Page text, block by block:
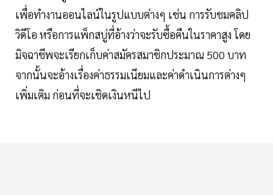
เพื่อทำงานออนไลน์ในรูปแบบต่างๆ เช่น การรับชมคลิป
วิดีโอ หรือการแพ็กสบู่ที่อ้างว่าจะรับซื้อคืนในราคาสูง โดย
มิจฉาชีพจะเรียกเก็บค่าสมัครสมาชิกประมาณ 500 บาท
จากนั้นจะอ้างเรื่องค่าธรรมเนียมและค่าดำเนินการต่างๆ
เพิ่มเติม ก่อนที่จะเชิดเงินหนีไป